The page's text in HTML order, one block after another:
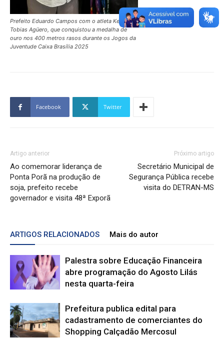
Prefeito Eduardo Campos com o atleta Kevin
Tobias Agüero, que conquistou a medalha de
ouro nos 400 metros rasos durante os Jogos da
Juventude Caixa Brasília 2025
Facebook Twitter
Artigo anterior
Ao comemorar liderança de
Ponta Porã na produção de
soja, prefeito recebe
governador e visita 48ª Exporã
Próximo artigo
Secretário Municipal de
Segurança Pública recebe
visita do DETRAN-MS
ARTIGOS RELACIONADOS Mais do autor
Palestra sobre Educação Financeira
abre programação do Agosto Lilás
nesta quarta-feira
Prefeitura publica edital para
cadastramento de comerciantes do
Shopping Calçadão Mercosul